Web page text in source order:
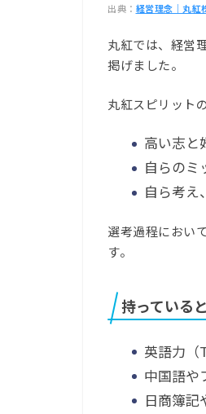
出典： 経営理念｜丸紅
丸紅では、経営
掲げました。
丸紅スピリット
高い志と
自らのミ
自ら考え
選考過程におい
す。
持っている
英語力（
中国語や
日商簿記